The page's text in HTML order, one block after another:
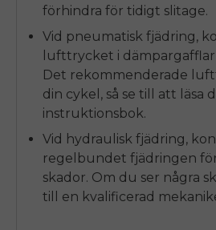
förhindra för tidigt slitage.
Vid pneumatisk fjädring,
lufttrycket i
Det rekommenderade
din cykel, så se till att läsa
instruktionsbok.
Vid hydraulisk fjädring,
regelbundet fjädringen
skador. Om du ser några
till en kvalificerad